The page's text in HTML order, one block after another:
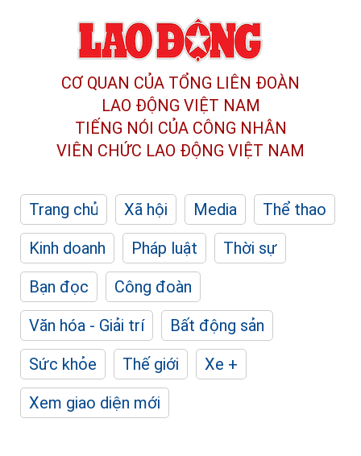
CƠ QUAN CỦA TỔNG LIÊN ĐOÀN
LAO ĐỘNG VIỆT NAM
TIẾNG NÓI CỦA CÔNG NHÂN
VIÊN CHỨC LAO ĐỘNG VIỆT NAM
Trang chủ Xã hội Media
Thể thao
Kinh doanh
Pháp luật
Thời sự
Bạn đọc
Công đoàn
Văn hóa - Giải trí
Bất động sản
Sức khỏe
Thế giới
Xe +
Xem giao diện mới